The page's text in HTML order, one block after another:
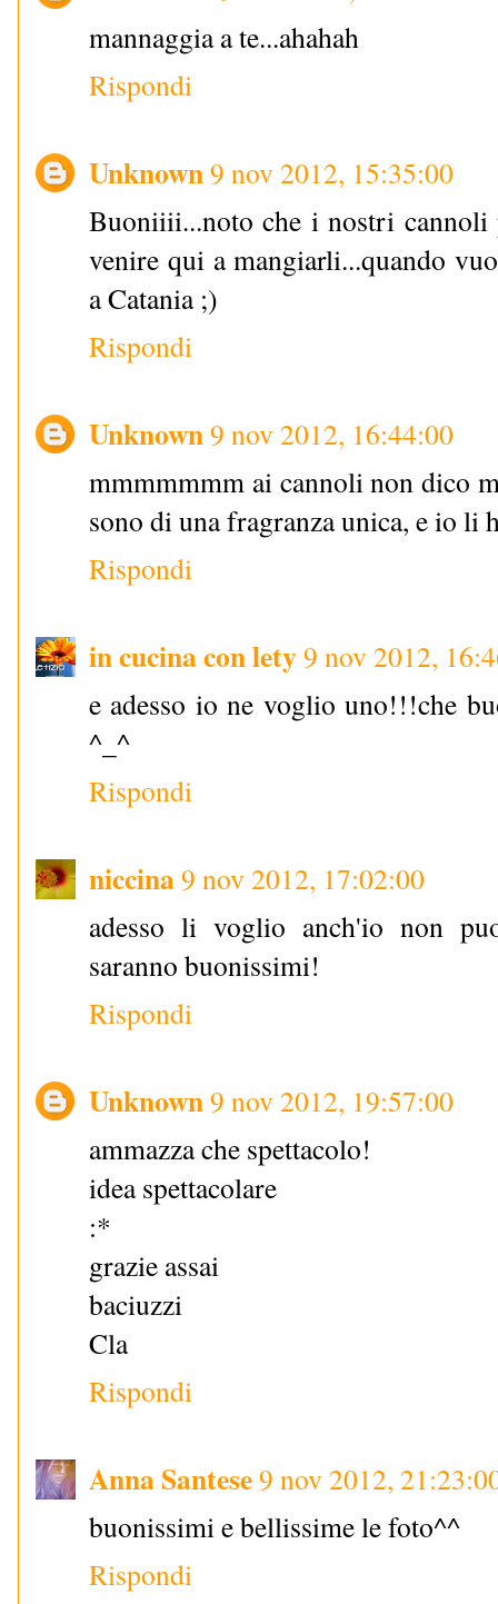
mannaggia a te...ahahah
Rispondi
Unknown9 nov 2012, 15:35:00
Buoniiii...noto che i nostri cannoli
venire qui a mangiarli...quando
a Catania ;)
Rispondi
Unknown9 nov 2012, 16:44:00
mmmmmmm ai cannoli non dico
sono di una fragranza unica, e io li
Rispondi
in cucina con lety9 nov 2012,
e adesso io ne voglio uno!!!che
^_^
Rispondi
niccina9 nov 2012, 17:02:00
adesso li voglio anch'io non
saranno buonissimi!
Rispondi
Unknown9 nov 2012, 19:57:00
ammazza che spettacolo!
idea spettacolare
:*
grazie assai
baciuzzi
Cla
Rispondi
Anna Santese9 nov 2012,
buonissimi e bellissime le foto^^
Rispondi